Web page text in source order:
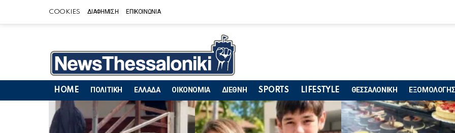
COOKIES ΔΙΑΦΗΜΙΣΗ ΕΠΙΚΟΙΝΩΝΙΑ
HOME ΠΟΛΙΤΙΚΗ ΕΛΛΑΔΑ ΟΙΚΟΝΟΜΙΑ ΔΙΕΘΝΗ SPORTS LIFESTYLE ΘΕΣΣΑΛΟΝΙΚΗ
LATEST
STORIES